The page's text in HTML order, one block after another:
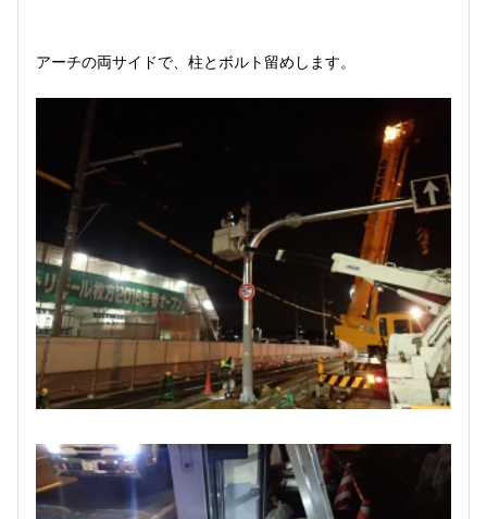
アーチの両サイドで、柱とボルト留めします。